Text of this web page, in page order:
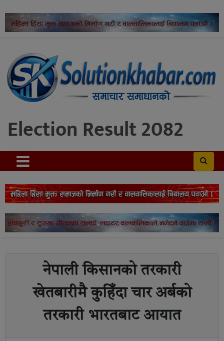
Election Result 2082
नेपाली किसानको तरकारी
खेतबारीमै कुहिँदा चार अर्बको
तरकारी भारतबाट आयात